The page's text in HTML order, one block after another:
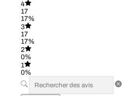
4
17
17%
3
17
17%
2
0%
1
0%